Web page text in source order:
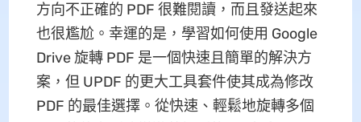
方向不正確的 PDF 很難閱讀，而且發送起來
也很尷尬。幸運的是，學習如何使用 Google
Drive 旋轉 PDF 是一個快速且簡單的解決方
案，但 UPDF 的更大工具套件使其成為修改
PDF 的最佳選擇。從快速、輕鬆地旋轉多個